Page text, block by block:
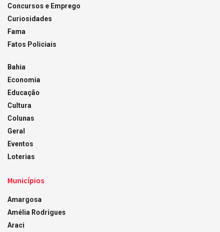
Concursos e Emprego
Curiosidades
Fama
Fatos Policiais
Bahia
Economia
Educação
Cultura
Colunas
Geral
Eventos
Loterias
Municípios
Amargosa
Amélia Rodrigues
Araci